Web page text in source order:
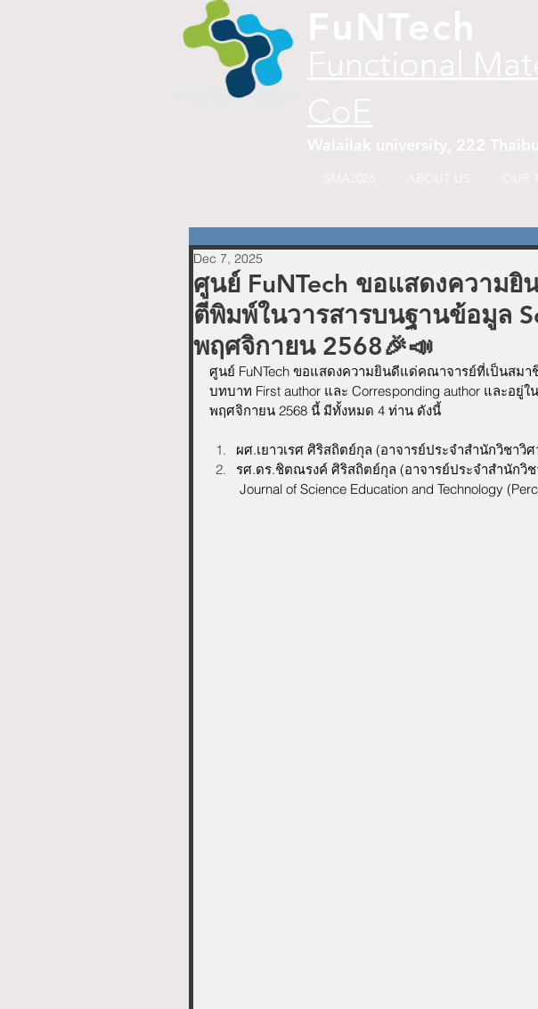
Functional
CoE
FuNTech
SMA2026 OUR
Walailak university, 222
ศูนย์ FuNTech ขอแสดงความยิ
ตีพิมพ์ในวารสารบนฐานข้อมูล
พฤศจิกายน 2568🎉📣
Dec 7, 2025
ศูนย์ FuNTech ขอแสดงความยินดีแด่คณาจารย์ที่เป็นสมา
บทบาท First author และ Corresponding author และอยู่
พฤศจิกายน 2568 นี้ มีทั้งหมด 4 ท่าน ดังนี้
ผศ.เยาวเรศ ศิริสถิตย์กุล (อาจารย์ประจำสำนักวิชาวิ
รศ.ดร.ชิตณรงค์ ศิริสถิตย์กุล (อาจารย์ประจำสำนักวิ
Journal of Science Education and Technology